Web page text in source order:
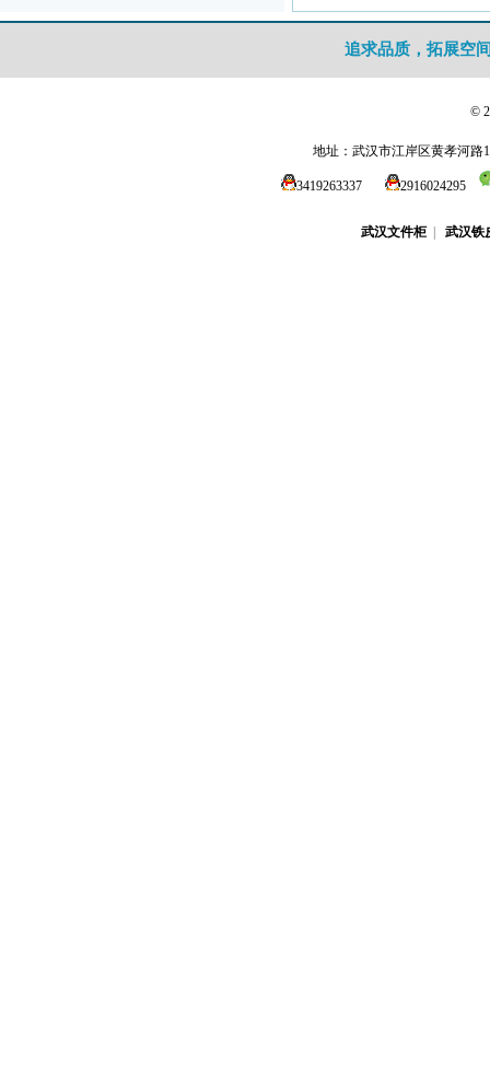
追求品质，拓展空
©
地址：武汉市江岸区黄孝河
3419263337 2916024295
武汉文件柜| 武汉铁